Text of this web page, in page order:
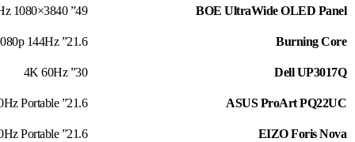
BOE UltraWide OLED Panel
49” 3840×1080 240Hz
Burning Core
21.6” 1080p 144Hz
Dell UP3017Q
30” 4K 60Hz
ASUS ProArt PQ22UC
21.6” 4K 60Hz Portable
EIZO Foris Nova
21.6” 4K 60Hz Portable